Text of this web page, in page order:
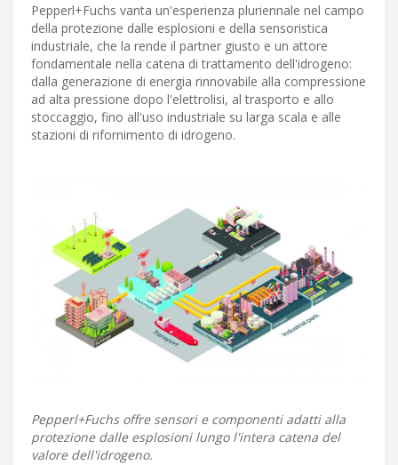
Pepperl+Fuchs vanta un'esperienza pluriennale nel campo
della protezione dalle esplosioni e della sensoristica
industriale, che la rende il partner giusto e un attore
fondamentale nella catena di trattamento dell'idrogeno:
dalla generazione di energia rinnovabile alla compressione
ad alta pressione dopo l'elettrolisi, al trasporto e allo
stoccaggio, fino all'uso industriale su larga scala e alle
stazioni di rifornimento di idrogeno.
Pepperl+Fuchs offre sensori e componenti adatti alla
protezione dalle esplosioni lungo l'intera catena del
valore dell'idrogeno.